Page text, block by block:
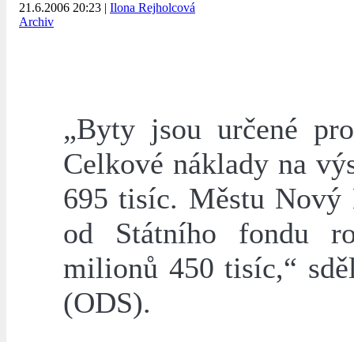
21.6.2006 20:23 | Ilona Rejholcová
Archiv
„Byty jsou určené
Celkové náklady na
695 tisíc. Městu Nový
od Státního fondu
milionů 450 tisíc,“
(ODS).